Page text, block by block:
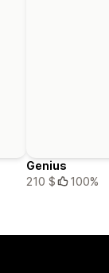
Genius
210 $
100%